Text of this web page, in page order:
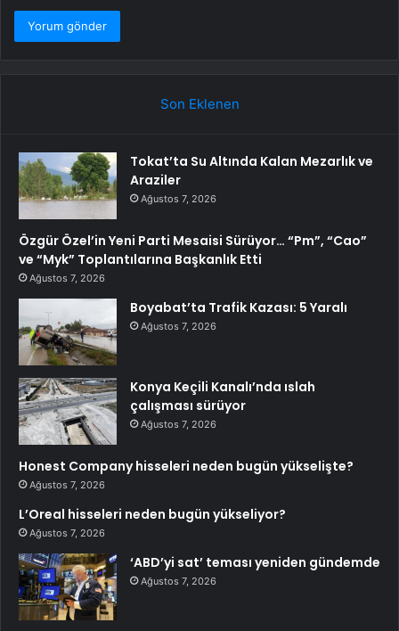
Son Eklenen
Tokat’ta Su Altında Kalan Mezarlık ve
Araziler
Ağustos 7, 2026
Özgür Özel’in Yeni Parti Mesaisi Sürüyor… “Pm”, “Cao”
ve “Myk” Toplantılarına Başkanlık Etti
Ağustos 7, 2026
Boyabat’ta Trafik Kazası: 5 Yaralı
Ağustos 7, 2026
Konya Keçili Kanalı’nda ıslah
çalışması sürüyor
Ağustos 7, 2026
Honest Company hisseleri neden bugün yükselişte?
Ağustos 7, 2026
L’Oreal hisseleri neden bugün yükseliyor?
Ağustos 7, 2026
‘ABD’yi sat’ teması yeniden gündemde
Ağustos 7, 2026